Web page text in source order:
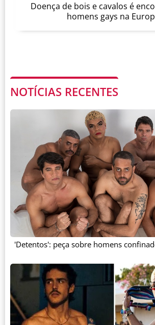
Doença de bois e cavalos é
homens gays na
NOTÍCIAS RECENTES
'Detentos': peça sobre homens